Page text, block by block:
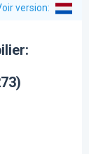
version: